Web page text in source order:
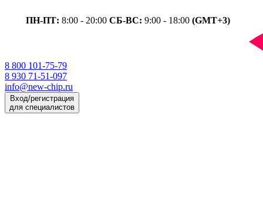
ПН-ПТ: 8:00 - 20:00 СБ-ВС: 9:00 - 18:00 (GMT+3)
8 800 101-75-79
8 930 71-51-097
info@new-chip.ru
Вход/регистрация
для специалистов